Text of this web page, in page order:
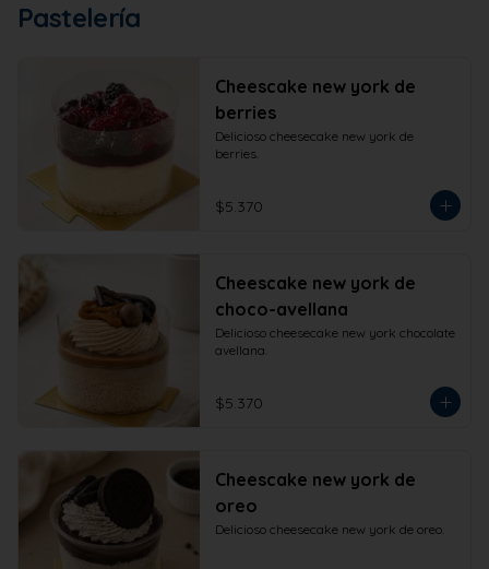
Pastelería
Cheescake new york de
berries
Delicioso cheesecake new york de
berries.
$5.370
Cheescake new york de
choco-avellana
Delicioso cheesecake new york chocolate
avellana.
$5.370
Cheescake new york de
oreo
Delicioso cheesecake new york de oreo.